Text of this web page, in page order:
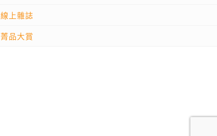
線上雜誌
菁品大賞